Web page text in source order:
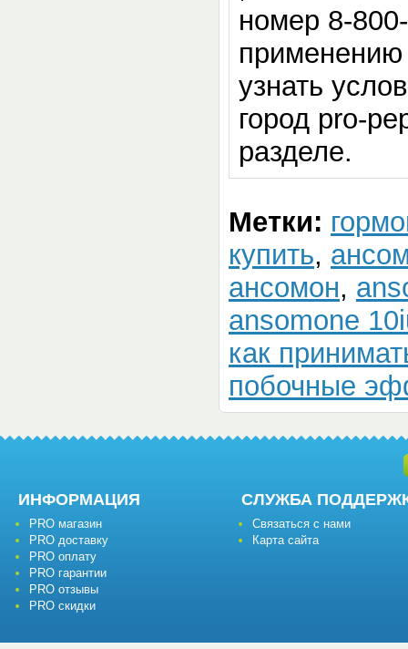
номер 8-
узнать
город pro-
разделе.
Метки:
купить,
ансомон,
ansomone
как
побочные
ИНФОРМАЦИЯ
PRO магазин
PRO доставку
PRO оплату
PRO гарантии
PRO отзывы
PRO скидки
СЛУЖБА
Связаться с нами
Карта сайта